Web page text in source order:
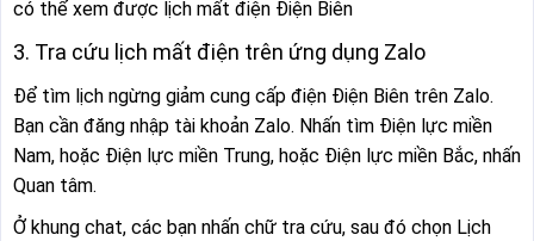
có thể xem được lịch mất điện Điện Biên
3. Tra cứu lịch mất điện trên ứng dụng Zalo
Để tìm lịch ngừng giảm cung cấp điện Điện Biên trên Zalo.
Bạn cần đăng nhập tài khoản Zalo. Nhấn tìm Điện lực miền
Nam, hoặc Điện lực miền Trung, hoặc Điện lực miền Bắc, nhấn
Quan tâm.
Ở khung chat, các bạn nhấn chữ tra cứu, sau đó chọn Lịch